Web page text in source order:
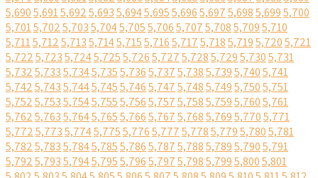
5,6905,6915,6925,6935,6945,6955,6965,6975,6985,6995,700
5,7015,7025,7035,7045,7055,7065,7075,7085,7095,710
5,7115,7125,7135,7145,7155,7165,7175,7185,7195,7205,721
5,7225,7235,7245,7255,7265,7275,7285,7295,7305,731
5,7325,7335,7345,7355,7365,7375,7385,7395,7405,741
5,7425,7435,7445,7455,7465,7475,7485,7495,7505,751
5,7525,7535,7545,7555,7565,7575,7585,7595,7605,761
5,7625,7635,7645,7655,7665,7675,7685,7695,7705,771
5,7725,7735,7745,7755,7765,7775,7785,7795,7805,781
5,7825,7835,7845,7855,7865,7875,7885,7895,7905,791
5,7925,7935,7945,7955,7965,7975,7985,7995,8005,801